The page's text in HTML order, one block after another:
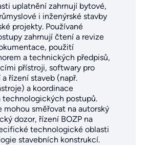
uplatnění zahrnují bytové,
i inženýrské stavby
projekty. Používané
zahrnují čtení a revize
použití
a technických předpisů,
přístroji, softwary pro
řízení staveb (např.
a koordinace
technologických postupů.
mohou směřovat na autorský
dozor, řízení BOZP na
technologické oblasti
stavebních konstrukcí.